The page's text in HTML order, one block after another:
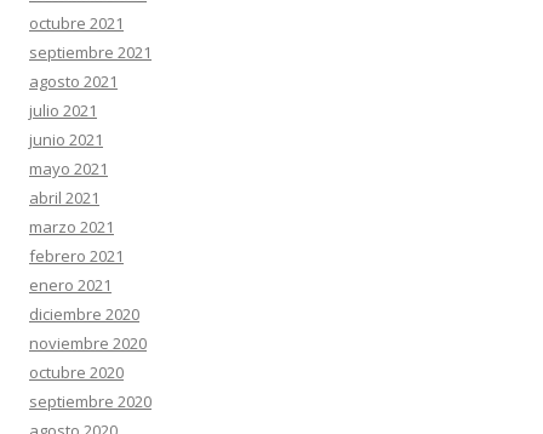
octubre 2021
septiembre 2021
agosto 2021
julio 2021
junio 2021
mayo 2021
abril 2021
marzo 2021
febrero 2021
enero 2021
diciembre 2020
noviembre 2020
octubre 2020
septiembre 2020